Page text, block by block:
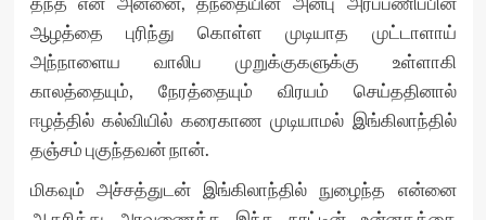
ஆழத்தை புரிந்து கொள்ள முடியாத முட்டாளாய்
அந்நாளைய வாலிப முறுக்குகளுக்கு உள்ளாகி
காலத்தையும், நேரத்தையும் விரயம் செய்ததினால்
ஈழத்தில் கல்வியில் கரைகாண முடியாமல் இங்கிலாந்தில்
தஞ்சம் புகுந்தவன் நான்.
மிகவும் அச்சத்துடன் இங்கிலாந்தில் நுழைந்த என்னை